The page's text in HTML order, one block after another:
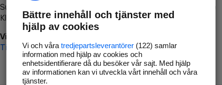
Surfa till
Klicka påTillbaka-knappen i webbläsaren och försök igen
Vi beklagar besväret!
Till startsidan
Bättre innehåll och tjänster med
hjälp av cookies
Vi och våra tredjepartsleverantörer(122) samlar
information med hjälp av cookies och
enhetsidentifierare då du besöker vår sajt. Med hjälp
av informationen kan vi utveckla vårt innehåll och våra
tjänster.